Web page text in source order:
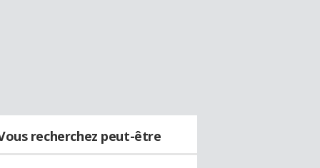
recherchez peut-être